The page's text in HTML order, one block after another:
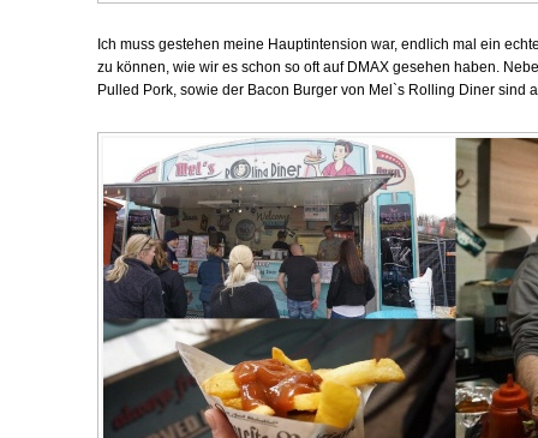
Ich muss gestehen meine Hauptintension war, endlich mal ein
zu können, wie wir es schon so oft auf DMAX gesehen haben.
Pulled Pork, sowie der Bacon Burger von Mel`s Rolling Diner sind